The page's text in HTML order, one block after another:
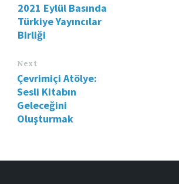
2021 Eylül Basında
Türkiye Yayıncılar
Birliği
Next
Çevrimiçi Atölye:
Sesli Kitabın
Geleceğini
Oluşturmak